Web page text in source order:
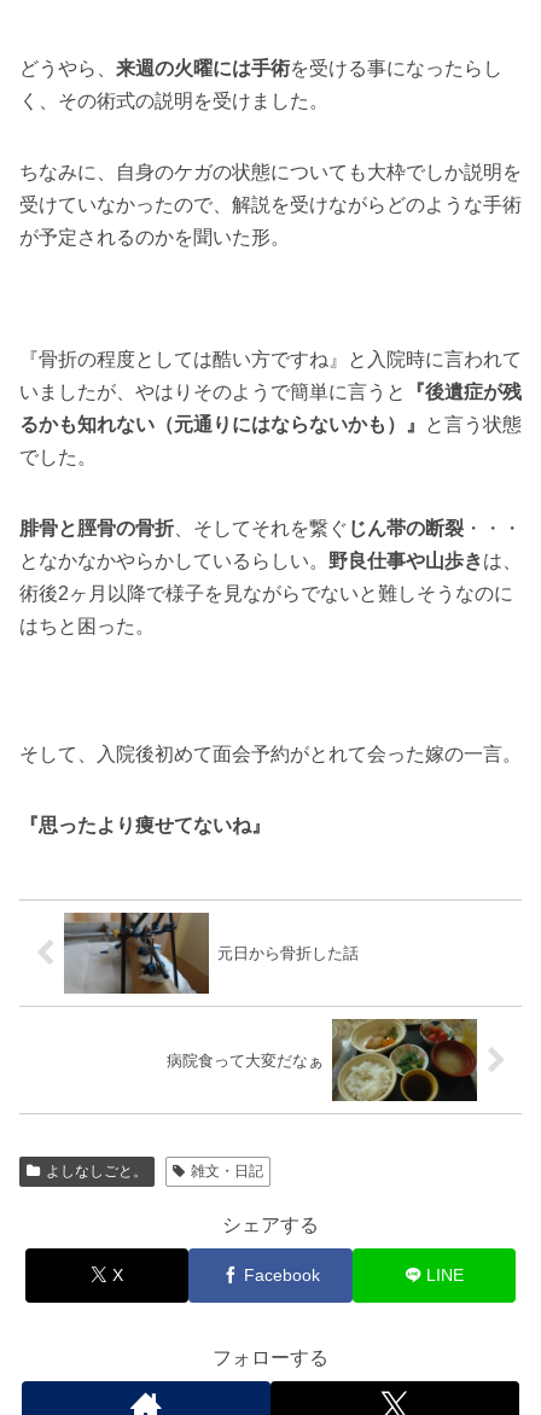
どうやら、 来週の火曜には手術を受ける事になったらし
く、その術式の説明を受けました。
ちなみに、自身のケガの状態についても大枠でしか説明を
受けていなかったので、解説を受けながらどのような手術
が予定されるのかを聞いた形。
『骨折の程度としては酷い方ですね』と入院時に言われて
いましたが、やはりそのようで簡単に言うと
『後遺症が残
るかも知れない（元通りにはならないかも）』
と言う状態
でした。
腓骨と脛骨の骨折 、そしてそれを繋ぐ じん帯の断裂 ・・・
となかなかやらかしているらしい。 野良仕事や山歩きは、
術後2ヶ月以降で様子を見ながらでないと難しそうなのに
はちと困った。
そして、入院後初めて面会予約がとれて会った嫁の一言。
『思ったより痩せてないね』
元日から骨折した話
病院食って大変だなぁ
よしなしごと。 雑文・日記
シェアする
X Facebook LINE
フォローする